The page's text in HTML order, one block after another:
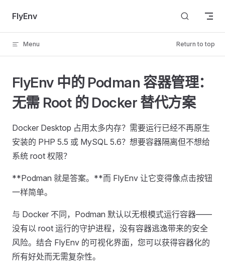
Skip to content
FlyEnv
Menu Return to top
FlyEnv 中的 Podman 容器管理：
无需 Root 的 Docker 替代方案
Docker Desktop 占用太多内存？需要运行已经不再原生
安装的 PHP 5.5 或 MySQL 5.6？想要容器隔离但不想给
系统 root 权限？
**Podman 就是答案。**而 FlyEnv 让它变得像点击按钮
一样简单。
与 Docker 不同，Podman 默认以无根模式运行容器——
没有以 root 运行的守护进程，没有容器逃逸带来的安全
风险。结合 FlyEnv 的可视化界面，您可以获得容器化的
所有好处而无需复杂性。